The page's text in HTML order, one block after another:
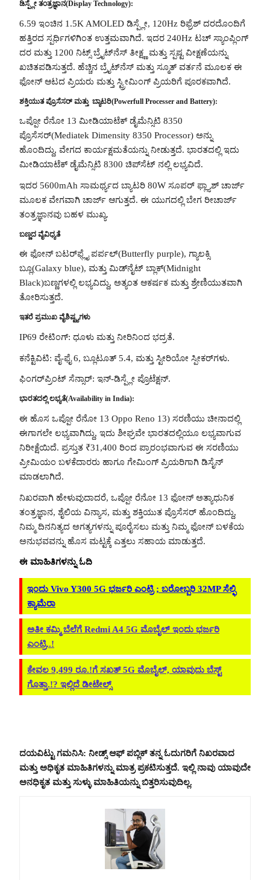
ಡಿಸ್ಪ್ಲೇ ತಂತ್ರಜ್ಞಾನ(Display Technology):
6.59 ಇಂಚಿನ 1.5K AMOLED ಡಿಸ್ಪ್ಲೇ, 120Hz ರಿಫ್ರೆಶ್ ದರದೊಂದಿಗೆ
ಹತ್ತಿರದ ಸ್ಪರ್ಧಿಗಳಿಗಿಂತ ಉತ್ತಮವಾಗಿದೆ. ಇದರ 240Hz ಟಚ್ ಸ್ಯಾಂಪ್ಲಿಂಗ್
ದರ ಮತ್ತು 1200 ನಿಟ್ಸ್ ಬ್ರೈಟ್‌ನೆಸ್ ತೀಕ್ಷ್ಣ ಮತ್ತು ಸ್ಪಷ್ಟ ವೀಕ್ಷಣೆಯನ್ನು
ಖಚಿತಪಡಿಸುತ್ತದೆ. ಹೆಚ್ಚಿನ ಬ್ರೈಟ್‌ನೆಸ್ ಮತ್ತು ಸ್ಮೂತ್ ವರ್ತನೆ ಮೂಲಕ ಈ
ಫೋನ್ ಆಟದ ಪ್ರಿಯರು ಮತ್ತು ಸ್ಟ್ರೀಮಿಂಗ್ ಪ್ರಿಯರಿಗೆ ಪೂರಕವಾಗಿದೆ.
ಶಕ್ತಿಯುತ ಪ್ರೊಸೆಸರ್ ಮತ್ತು ಬ್ಯಾಟರಿ(Powerfull Processer and Battery):
ಒಪ್ಪೋ ರೆನೋ 13 ಮೀಡಿಯಾಟೆಕ್ ಡೈಮೆನ್ಸಿಟಿ 8350
ಪ್ರೊಸೆಸರ್‌(Mediatek Dimensity 8350 Processor) ಅನ್ನು
ಹೊಂದಿದ್ದು, ವೇಗದ ಕಾರ್ಯಕ್ಷಮತೆಯನ್ನು ನೀಡುತ್ತದೆ. ಭಾರತದಲ್ಲಿ ಇದು
ಮೀಡಿಯಾಟೆಕ್ ಡೈಮೆನ್ಸಿಟಿ 8300 ಚಿಪ್‌ಸೆಟ್‌ ನಲ್ಲಿ ಲಭ್ಯವಿದೆ.
ಇದರ 5600mAh ಸಾಮರ್ಥ್ಯದ ಬ್ಯಾಟರಿ 80W ಸೂಪರ್ ಫ್ಲ್ಯಾಶ್ ಚಾರ್ಜ್‌
ಮೂಲಕ ವೇಗವಾಗಿ ಚಾರ್ಜ್ ಆಗುತ್ತದೆ. ಈ ಯುಗದಲ್ಲಿ ಬೇಗ ರೀಚಾರ್ಜ್
ತಂತ್ರಜ್ಞಾನವು ಬಹಳ ಮುಖ್ಯ.
ಬಣ್ಣದ ವೈವಿಧ್ಯತೆ
ಈ ಫೋನ್ ಬಟರ್‌ಫ್ಲೈ ಪರ್ಪಲ್(Butterfly purple), ಗ್ಯಾಲಕ್ಸಿ
ಬ್ಲೂ(Galaxy blue), ಮತ್ತು ಮಿಡ್‌ನೈಟ್ ಬ್ಲಾಕ್(Midnight
Black)ಬಣ್ಣಗಳಲ್ಲಿ ಲಭ್ಯವಿದ್ದು, ಅತ್ಯಂತ ಆಕರ್ಷಕ ಮತ್ತು ಶ್ರೇಣಿಯುತವಾಗಿ
ತೋರಿಸುತ್ತದೆ.
ಇತರೆ ಪ್ರಮುಖ ವೈಶಿಷ್ಟ್ಯಗಳು
IP69 ರೇಟಿಂಗ್: ಧೂಳು ಮತ್ತು ನೀರಿನಿಂದ ಭದ್ರತೆ.
ಕನೆಕ್ಟಿವಿಟಿ: ವೈ-ಫೈ 6, ಬ್ಲೂಟೂತ್ 5.4, ಮತ್ತು ಸ್ಟೀರಿಯೋ ಸ್ಪೀಕರ್‌ಗಳು.
ಫಿಂಗರ್‌ಪ್ರಿಂಟ್ ಸೆನ್ಸಾರ್: ಇನ್-ಡಿಸ್ಪ್ಲೇ ಪ್ರೊಟೆಕ್ಷನ್.
ಭಾರತದಲ್ಲಿ ಲಭ್ಯತೆ(Availability in India):
ಈ ಹೊಸ ಒಪ್ಪೋ ರೆನೋ 13 Oppo Reno 13) ಸರಣಿಯು ಚೀನಾದಲ್ಲಿ
ಈಗಾಗಲೇ ಲಭ್ಯವಾಗಿದ್ದು, ಇದು ಶೀಘ್ರವೇ ಭಾರತದಲ್ಲಿಯೂ ಲಭ್ಯವಾಗುವ
ನಿರೀಕ್ಷೆಯಿದೆ. ಪ್ರಸ್ತುತ ₹31,400 ರಿಂದ ಪ್ರಾರಂಭವಾಗುವ ಈ ಸರಣಿಯು
ಪ್ರೀಮಿಯಂ ಬಳಕೆದಾರರು ಹಾಗೂ ಗೇಮಿಂಗ್ ಪ್ರಿಯರಿಗಾಗಿ ಡಿಸೈನ್
ಮಾಡಲಾಗಿದೆ.
ನಿಖರವಾಗಿ ಹೇಳುವುದಾದರೆ, ಒಪ್ಪೋ ರೆನೋ 13 ಫೋನ್ ಅತ್ಯಾಧುನಿಕ
ತಂತ್ರಜ್ಞಾನ, ಶೈಲಿಯ ವಿನ್ಯಾಸ, ಮತ್ತು ಶಕ್ತಿಯುತ ಪ್ರೊಸೆಸರ್ ಹೊಂದಿದ್ದು,
ನಿಮ್ಮ ದಿನನಿತ್ಯದ ಅಗತ್ಯಗಳನ್ನು ಪೂರೈಸಲು ಮತ್ತು ನಿಮ್ಮ ಫೋನ್ ಬಳಕೆಯ
ಅನುಭವವನ್ನು ಹೊಸ ಮಟ್ಟಕ್ಕೆ ಎತ್ತಲು ಸಹಾಯ ಮಾಡುತ್ತದೆ.
ಈ ಮಾಹಿತಿಗಳನ್ನು ಓದಿ
ಇಂದು Vivo Y300 5G ಭರ್ಜರಿ ಎಂಟ್ರಿ ; ಬರೋಬ್ಬರಿ 32MP ಸೆಲ್ಫಿ
ಕ್ಯಾಮೆರಾ
ಅತೀ ಕಮ್ಮಿ ಬೆಲೆಗೆ Redmi A4 5G ಮೊಬೈಲ್ ಇಂದು ಭರ್ಜರಿ
ಎಂಟ್ರಿ..!
ಕೇವಲ 9,499 ರೂ.!ಗೆ ಸಖತ್ 5G ಮೊಬೈಲ್, ಯಾವುದು ಬೆಸ್ಟ್
ಗೊತ್ತಾ.!? ಇಲ್ಲಿದೆ ಡೀಟೇಲ್ಸ್
ದಯವಿಟ್ಟು ಗಮನಿಸಿ: ನೀಡ್ಸ್ ಆಫ್ ಪಬ್ಲಿಕ್ ತನ್ನ ಓದುಗರಿಗೆ ನಿಖರವಾದ
ಮತ್ತು ಅಧಿಕೃತ ಮಾಹಿತಿಗಳನ್ನು ಮಾತ್ರ ಪ್ರಕಟಿಸುತ್ತದೆ. ಇಲ್ಲಿ ನಾವು ಯಾವುದೇ
ಅನಧಿಕೃತ ಮತ್ತು ಸುಳ್ಳು ಮಾಹಿತಿಯನ್ನು ಬಿತ್ತರಿಸುವುದಿಲ್ಲ.